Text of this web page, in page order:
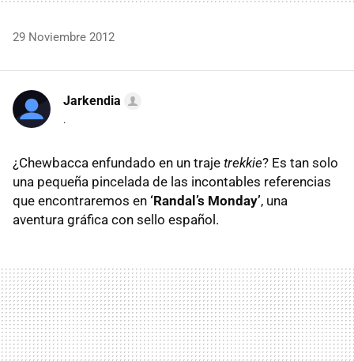
29 Noviembre 2012
Jarkendia
.
¿Chewbacca enfundado en un traje trekkie? Es tan solo
una pequeña pincelada de las incontables referencias
que encontraremos en ‘Randal’s Monday’, una
aventura gráfica con sello español.